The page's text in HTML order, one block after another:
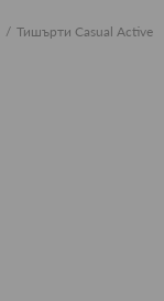
Тишърти Casual Active